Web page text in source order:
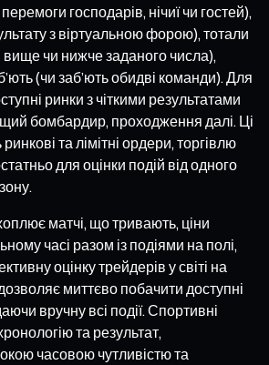
господарів, нічиї чи гостей),
з віртуальною форою), тотали
вище чи нижче заданого числа),
(чи заб’ють обидві команди). Для
ринки з чіткими результатами
бомбардир, проходження далі. Ці
та лімітні ордери, торгівлю
для оцінки подій від одного
матчі, що тривають, ціни
часі разом із подіями на полі,
оцінку трейдерів у світі на
миттєво побачити доступні
вручну всі події. Спортивні
та результат,
часовою чутливістю та